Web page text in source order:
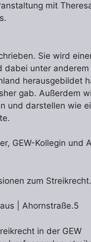
mit
Sie wird
dabei unter anderem
herausgebildet
gab. Außerdem
und darstellen wie
GEW-Kollegin und
zum Streikrecht.
| Ahornstraße.5
in der GEW